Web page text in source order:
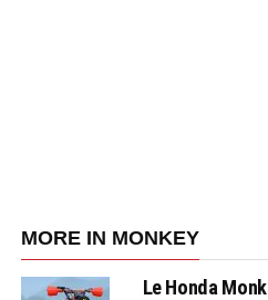
MORE IN MONKEY
Le Honda